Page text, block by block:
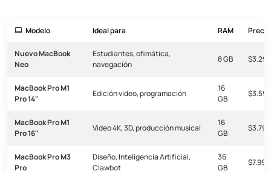
Modelo Ideal para RAM
Nuevo MacBook
Neo
Estudiantes, ofimática,
navegación
8 GB
MacBook Pro M1
Pro 14"
Edición video, programación
16
GB
MacBook Pro M1
Pro 16"
Video 4K, 3D, producción musical
16
GB
MacBook Pro M3
Pro
Diseño, Inteligencia Artificial,
Clawbot
36
GB